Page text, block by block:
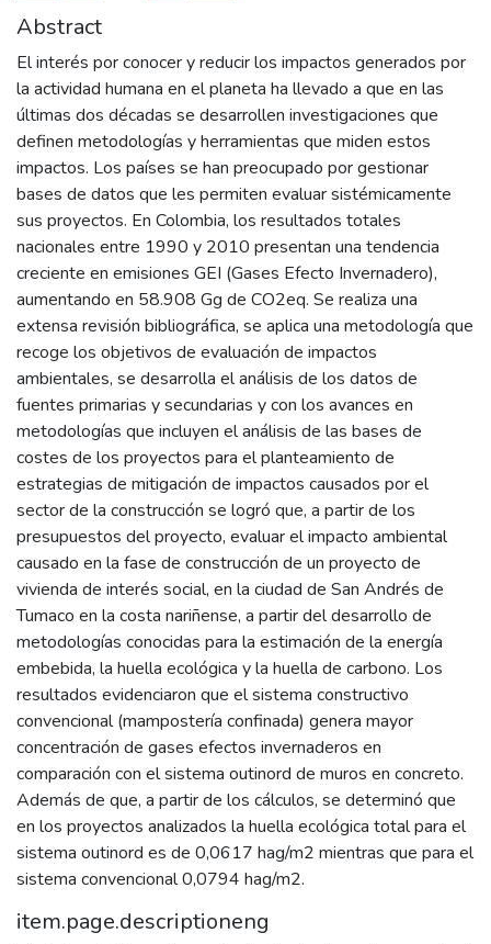
Abstract
El interés por conocer y reducir los impactos generados por
la actividad humana en el planeta ha llevado a que en las
últimas dos décadas se desarrollen investigaciones que
definen metodologías y herramientas que miden estos
impactos. Los países se han preocupado por gestionar
bases de datos que les permiten evaluar sistémicamente
sus proyectos. En Colombia, los resultados totales
nacionales entre 1990 y 2010 presentan una tendencia
creciente en emisiones GEI (Gases Efecto Invernadero),
aumentando en 58.908 Gg de CO2eq. Se realiza una
extensa revisión bibliográfica, se aplica una metodología que
recoge los objetivos de evaluación de impactos
ambientales, se desarrolla el análisis de los datos de
fuentes primarias y secundarias y con los avances en
metodologías que incluyen el análisis de las bases de
costes de los proyectos para el planteamiento de
estrategias de mitigación de impactos causados por el
sector de la construcción se logró que, a partir de los
presupuestos del proyecto, evaluar el impacto ambiental
causado en la fase de construcción de un proyecto de
vivienda de interés social, en la ciudad de San Andrés de
Tumaco en la costa nariñense, a partir del desarrollo de
metodologías conocidas para la estimación de la energía
embebida, la huella ecológica y la huella de carbono. Los
resultados evidenciaron que el sistema constructivo
convencional (mampostería confinada) genera mayor
concentración de gases efectos invernaderos en
comparación con el sistema outinord de muros en concreto.
Además de que, a partir de los cálculos, se determinó que
en los proyectos analizados la huella ecológica total para el
sistema outinord es de 0,0617 hag/m2 mientras que para el
sistema convencional 0,0794 hag/m2.
item.page.descriptioneng